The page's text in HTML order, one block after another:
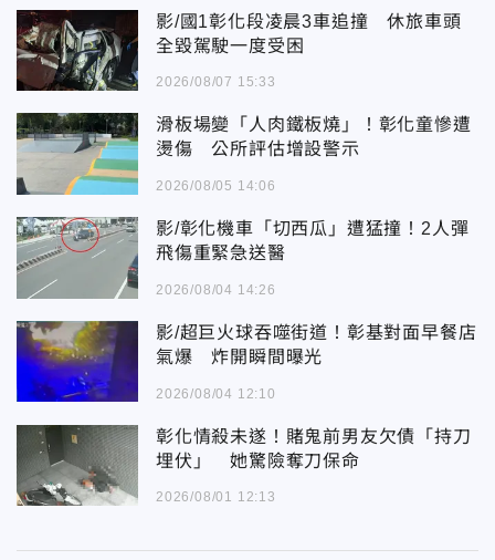
影/國1彰化段凌晨3車追撞 休旅車頭
全毀駕駛一度受困
2026/08/07 15:33
滑板場變「人肉鐵板燒」！彰化童慘遭
燙傷 公所評估增設警示
2026/08/05 14:06
影/彰化機車「切西瓜」遭猛撞！2人彈
飛傷重緊急送醫
2026/08/04 14:26
影/超巨火球吞噬街道！彰基對面早餐店
氣爆 炸開瞬間曝光
2026/08/04 12:10
彰化情殺未遂！賭鬼前男友欠債「持刀
埋伏」 她驚險奪刀保命
2026/08/01 12:13